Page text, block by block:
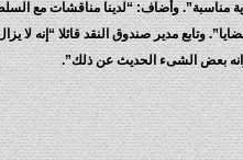
مناسبة”. وأضاف: “لدينا مناقشات مع
وتابع مدير صندوق النقد قائلا
بعض الشىء الحديث عن ذلك”.